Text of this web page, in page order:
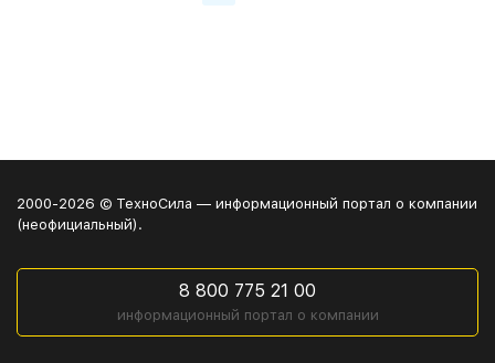
2000-2026 © ТехноСила — информационный портал о компании
(неофициальный).
8 800 775 21 00
информационный портал о компании